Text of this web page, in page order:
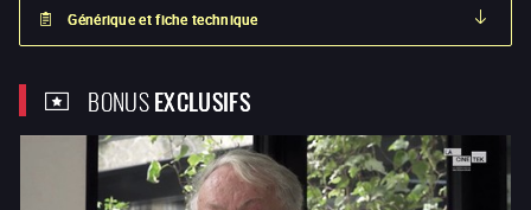
Générique et fiche technique
BONUSEXCLUSIFS